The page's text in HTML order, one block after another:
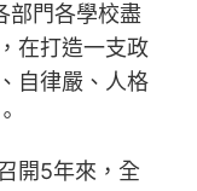
部門各學校盡
在打造一支政
自律嚴、人格
開5年來，全